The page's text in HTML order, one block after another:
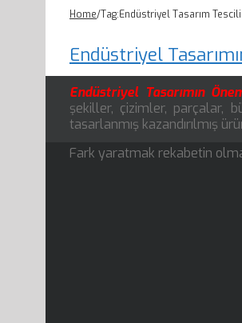
Home/Tag:Endüstriyel Tasarım
Endüstriyel
Endüstriyel Tasarımın
şekiller, çizimler, parçalar,
tasarlanmış kazandırılmış
Fark yaratmak rekabetin